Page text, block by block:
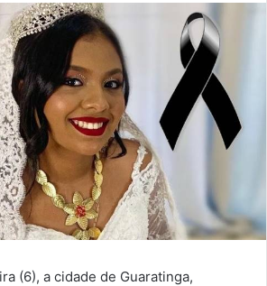
(6), a cidade de Guaratinga,